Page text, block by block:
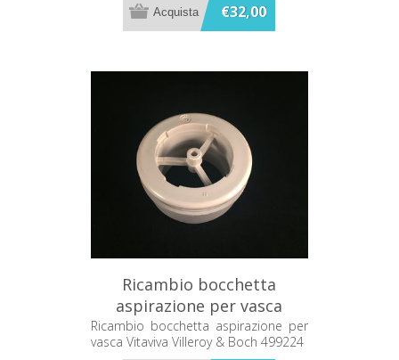
€32,00
Ricambio bocchetta
aspirazione per vasca
Vitaviva Villeroy & Boch
499224
Ricambio bocchetta aspirazione per
vasca Vitaviva Villeroy & Boch 499224